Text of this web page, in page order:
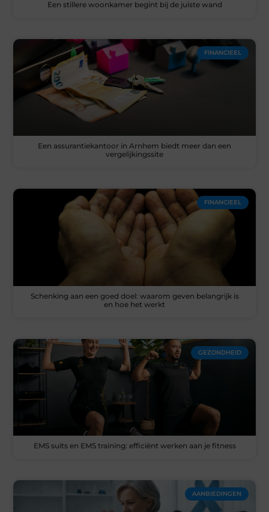
Een stillere woonkamer begint bij de juiste wand
FINANCIEEL
Een assurantiekantoor in Arnhem biedt meer dan een
vergelijkingssite
FINANCIEEL
Schenking aan een goed doel: waarom geven belangrijk is
en hoe het werkt
GEZONDHEID
EMS suits en EMS training: efficiënt werken aan je fitness
AANBIEDINGEN